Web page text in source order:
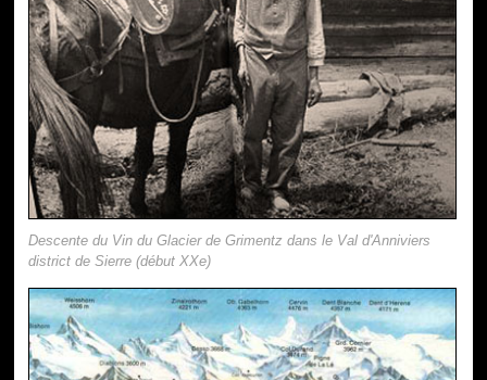
Descente du Vin du Glacier de Grimentz dans le Val d'Anniviers
district de Sierre (début XXe)